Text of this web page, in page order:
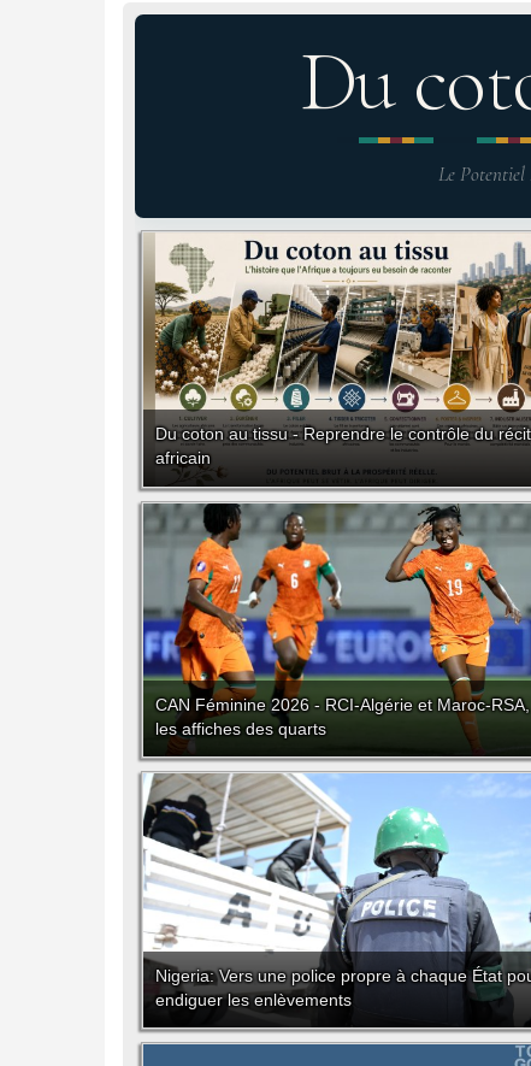
Du
Le
Du coton au tissu - Reprendre le contrôle du récit
africain
CAN Féminine 2026 - RCI-Algérie et Maroc-RSA,
les affiches des quarts
Nigeria: Vers une police propre à chaque État
endiguer les enlèvements